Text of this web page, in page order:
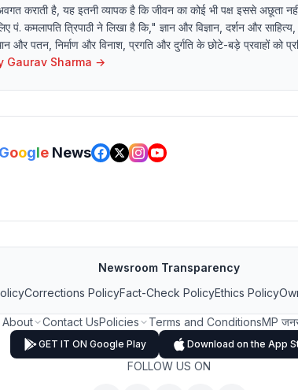
कराती है, यह इतनी व्यापक है कि जीवन का कोई भी पक्ष इससे अछूता
कमलापति त्रिपाठी ने लिखा है कि," ज्ञान और विज्ञान, दर्शन और
और पतन, निर्माण और विनाश, प्रगति और दुर्गति के छोटे-बड़े प्रवाहों को
Gaurav Sharma →
Google News
Newsroom Transparency
Corrections PolicyFact-Check PolicyEthics Policy
About Contact UsPolicies Terms and ConditionsMP
GET IT ON Google Play Download on the App
FOLLOW US ON